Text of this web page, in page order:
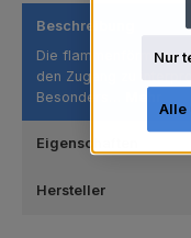
Beschreibung
Die flammenförmigen
den Zugang zu
Besonders…
Eigenschaften
Hersteller
Nur
Alle